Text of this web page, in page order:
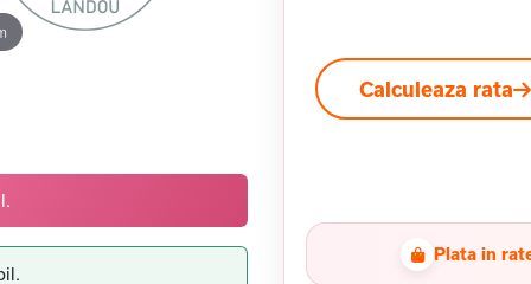
Calculeaza rata
Plata in